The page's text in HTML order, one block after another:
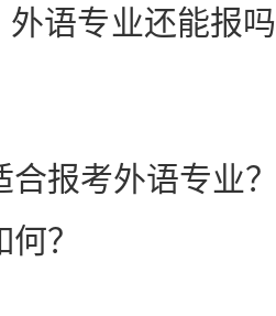
专业还能报吗
报考外语专业？
？